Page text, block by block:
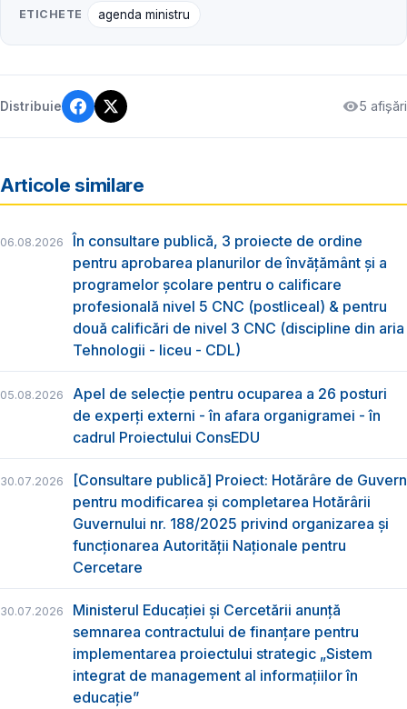
ETICHETE agenda ministru
Distribuie 5 afișări
Articole similare
06.08.2026
În consultare publică, 3 proiecte de ordine
pentru aprobarea planurilor de învățământ și a
programelor școlare pentru o calificare
profesională nivel 5 CNC (postliceal) & pentru
două calificări de nivel 3 CNC (discipline din aria
Tehnologii - liceu - CDL)
05.08.2026
Apel de selecție pentru ocuparea a 26 posturi
de experți externi - în afara organigramei - în
cadrul Proiectului ConsEDU
30.07.2026
[Consultare publică] Proiect: Hotărâre de Guvern
pentru modificarea și completarea Hotărârii
Guvernului nr. 188/2025 privind organizarea şi
funcţionarea Autorităţii Naţionale pentru
Cercetare
30.07.2026
Ministerul Educației și Cercetării anunță
semnarea contractului de finanțare pentru
implementarea proiectului strategic „Sistem
integrat de management al informațiilor în
educație”